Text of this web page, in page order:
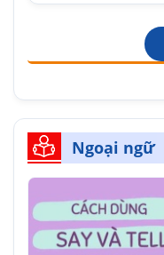
Ngoại ngữ